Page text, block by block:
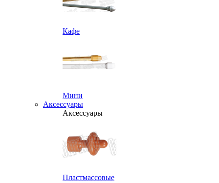
Кафе
Мини
Аксессуары
Аксессуары
Пластмассовые